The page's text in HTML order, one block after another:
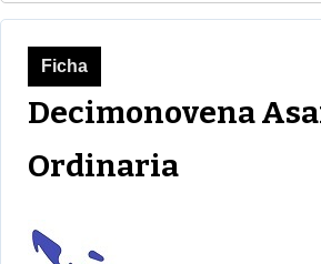
Decimonovena
Ordinaria
Ficha